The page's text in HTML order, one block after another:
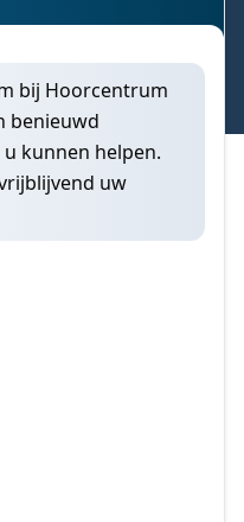
dicht bij u!
ThuisService